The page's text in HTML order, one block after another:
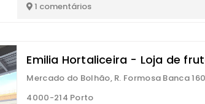
1 comentários
Emilia Hortaliceira - Loja de
Mercado do Bolhão, R. Formosa Banca 160
4000-214 Porto